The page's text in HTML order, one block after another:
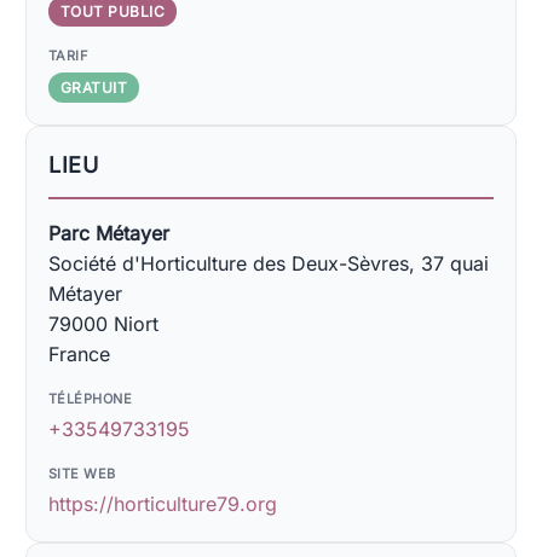
TOUT PUBLIC
TARIF
GRATUIT
LIEU
Parc Métayer
Société d'Horticulture des Deux-Sèvres, 37 quai
Métayer
79000 Niort
France
TÉLÉPHONE
+33549733195
SITE WEB
https://horticulture79.org